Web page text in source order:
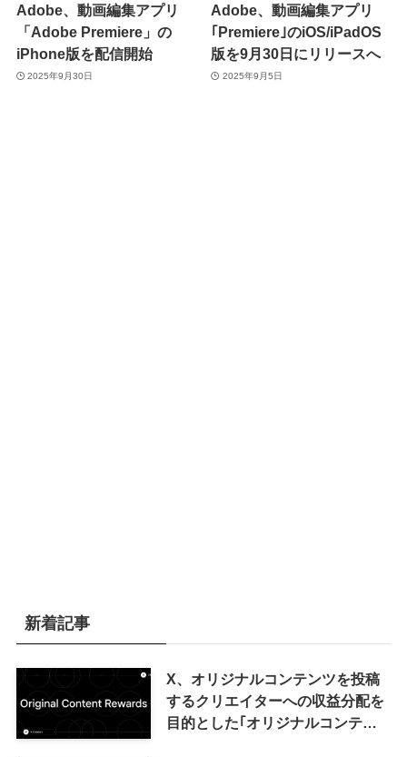
Adobe、動画編集アプリ
「Adobe Premiere」の
iPhone版を配信開始
2025年9月30日
Adobe、動画編集アプリ
｢Premiere｣のiOS/iPadOS
版を9月30日にリリースへ
2025年9月5日
新着記事
X、オリジナルコンテンツを投稿
するクリエイターへの収益分配を
目的とした｢オリジナルコンテン